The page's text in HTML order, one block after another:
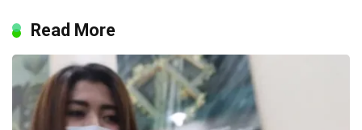
Read More